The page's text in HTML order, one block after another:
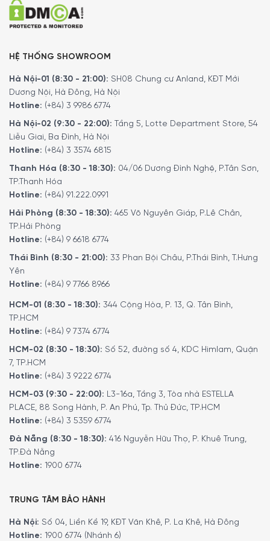
HỆ THỐNG SHOWROOM
Hà Nội-01 (8:30 - 21:00): SH08 Chung cư Anland, KĐT Mới
Dương Nội, Hà Đông, Hà Nội
Hotline: (+84) 3 9986 6774
Hà Nội-02 (9:30 - 22:00): Tầng 5, Lotte Department Store, 54
Liễu Giai, Ba Đình, Hà Nội
Hotline: (+84) 3 3574 6815
Thanh Hóa (8:30 - 18:30): 04/06 Dương Đình Nghệ, P.Tân Sơn,
TP.Thanh Hóa
Hotline: (+84) 91.222.0991
Hải Phòng (8:30 - 18:30): 465 Võ Nguyên Giáp, P.Lê Chân,
TP.Hải Phòng
Hotline: (+84) 9 6618 6774
Thái Bình (8:30 - 21:00): 33 Phan Bội Châu, P.Thái Bình, T.Hưng
Yên
Hotline: (+84) 9 7766 8966
HCM-01 (8:30 - 18:30): 344 Cộng Hòa, P. 13, Q. Tân Bình,
TP.HCM
Hotline: (+84) 9 7374 6774
HCM-02 (8:30 - 18:30): Số 52, đường số 4, KDC Himlam, Quận
7, TP.HCM
Hotline: (+84) 3 9222 6774
HCM-03 (9:30 - 22:00): L3-16a, Tầng 3, Tòa nhà ESTELLA
PLACE, 88 Song Hành, P. An Phú, Tp. Thủ Đức, TP.HCM
Hotline: (+84) 3 5359 6774
Đà Nẵng (8:30 - 18:30): 416 Nguyễn Hữu Thọ, P. Khuê Trung,
TP.Đà Nẵng
Hotline: 1900 6774
TRUNG TÂM BẢO HÀNH
Hà Nội: Số 04, Liền Kề 19, KĐT Văn Khê, P. La Khê, Hà Đông
Hotline: 1900 6774 (Nhánh 6)